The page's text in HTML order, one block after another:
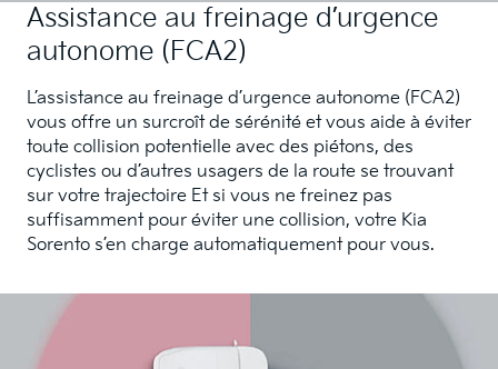
Assistance au freinage d’urgence
autonome (FCA2)
L’assistance au freinage d’urgence autonome (FCA2)
vous offre un surcroît de sérénité et vous aide à éviter
toute collision potentielle avec des piétons, des
cyclistes ou d’autres usagers de la route se trouvant
sur votre trajectoire Et si vous ne freinez pas
suffisamment pour éviter une collision, votre Kia
Sorento s’en charge automatiquement pour vous.